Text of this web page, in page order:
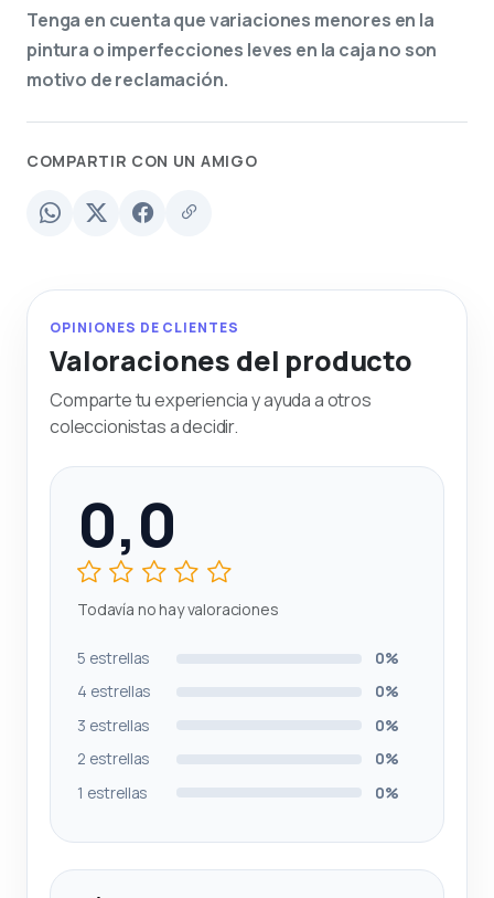
Tenga en cuenta que variaciones menores en la
pintura o imperfecciones leves en la caja no son
motivo de reclamación.
COMPARTIR CON UN AMIGO
OPINIONES DE CLIENTES
Valoraciones del producto
Comparte tu experiencia y ayuda a otros
coleccionistas a decidir.
0,0
Todavía no hay valoraciones
5 estrellas
0%
4 estrellas
0%
3 estrellas
0%
2 estrellas
0%
1 estrellas
0%